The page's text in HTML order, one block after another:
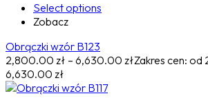
Select options
Zobacz
Obrączki wzór B123
2,800.00 zł – 6,630.00 złZakres cen:
6,630.00 zł